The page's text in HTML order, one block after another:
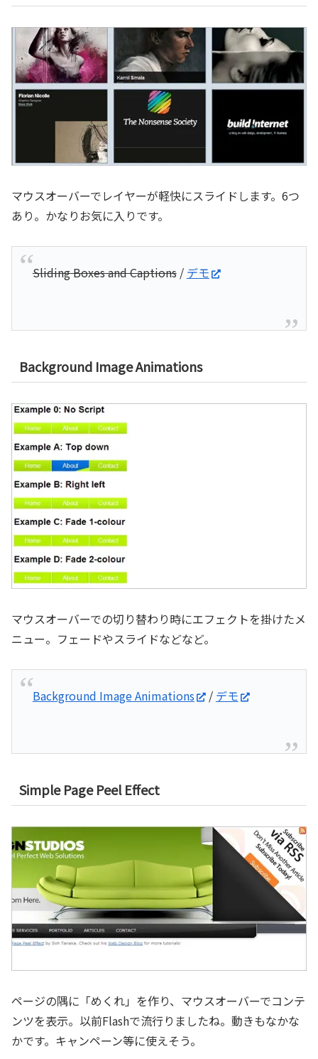
マウスオーバーでレイヤーが軽快にスライドします。6つ
あり。かなりお気に入りです。
Sliding Boxes and Captions/ デモ
Background Image Animations
マウスオーバーでの切り替わり時にエフェクトを掛けたメ
ニュー。フェードやスライドなどなど。
Background Image Animations / デモ
Simple Page Peel Effect
ページの隅に「めくれ」を作り、マウスオーバーでコンテ
ンツを表示。以前Flashで流行りましたね。動きもなかな
かです。キャンペーン等に使えそう。